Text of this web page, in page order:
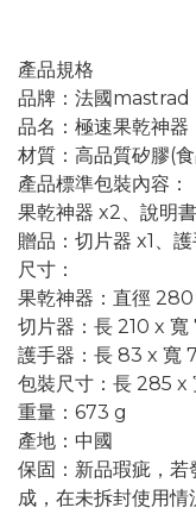
產品規格
品牌：法國mastrad
品名：極速果乾神器
材質：高品質矽膠(
產品標準包裝內容：
果乾神器 x2、說明
贈品：切片器 x1、護
尺寸：
果乾神器：直徑
切片器：長 210 x
護手器：長 83 x 寬
包裝尺寸：長 285
重量：673 g
產地：中國
保固：新品瑕疵，
成，在未拆封使用情